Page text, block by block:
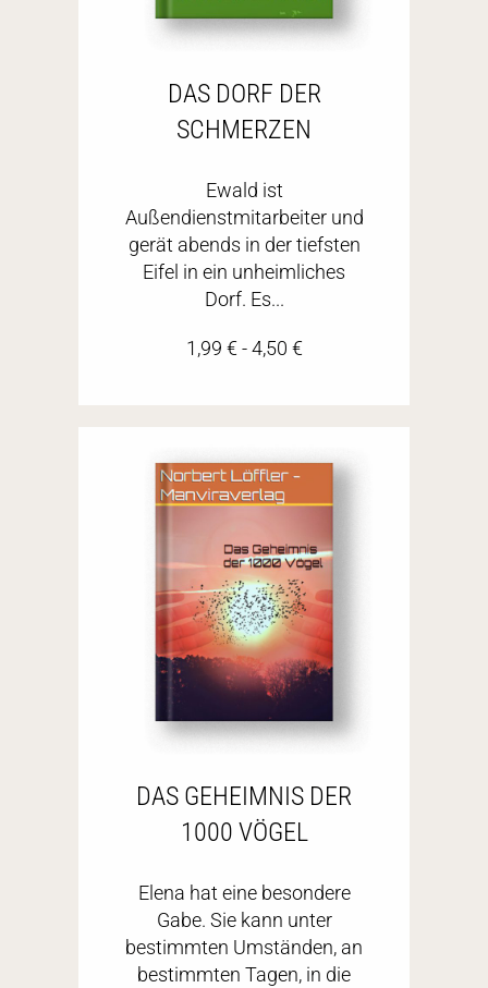
DAS DORF DER
SCHMERZEN
Ewald ist
Außendienstmitarbeiter und
gerät abends in der tiefsten
Eifel in ein unheimliches
Dorf. Es...
1,99 € -4,50 €
DAS GEHEIMNIS DER
1000 VÖGEL
Elena hat eine besondere
Gabe. Sie kann unter
bestimmten Umständen, an
bestimmten Tagen, in die